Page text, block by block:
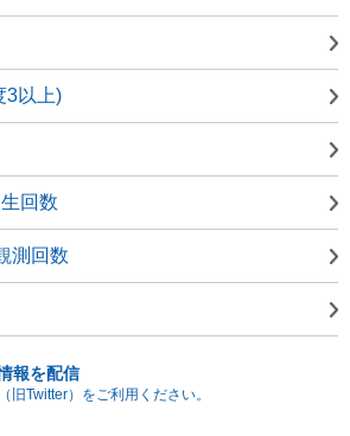
3以上)
回数
測回数
報を配信
旧Twitter）をご利用ください。